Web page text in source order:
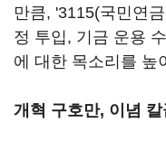
만큼, '3115(국민연
정 투입, 기금 운용
에 대한 목소리를 높
개혁 구호만, 이념 칼